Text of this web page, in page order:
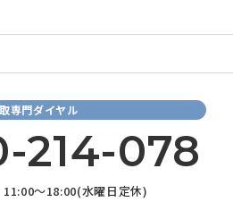
専門ダイヤル
214-078
～18:00(水曜日定休)